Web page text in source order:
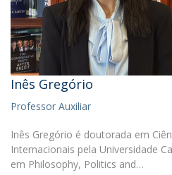
Inês Gregório
Professor Auxiliar
Inês Gregório é doutorada em
Internacionais pela Universidade
em Philosophy, Politics and…